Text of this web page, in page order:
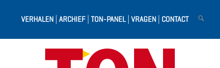
VERHALEN ARCHIEF TON-PANEL VRAGEN CONTACT